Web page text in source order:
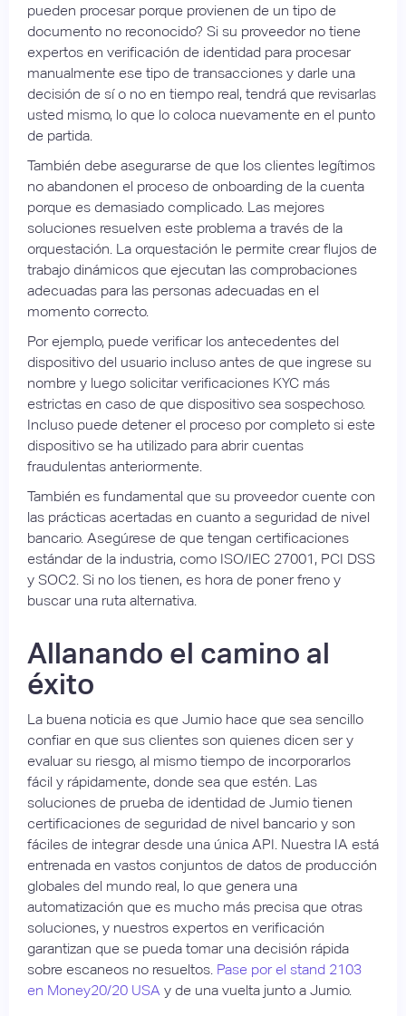
pueden procesar porque provienen de un tipo de
documento no reconocido? Si su proveedor no tiene
expertos en verificación de identidad para procesar
manualmente ese tipo de transacciones y darle una
decisión de sí o no en tiempo real, tendrá que revisarlas
usted mismo, lo que lo coloca nuevamente en el punto
de partida.
También debe asegurarse de que los clientes legítimos
no abandonen el proceso de onboarding de la cuenta
porque es demasiado complicado. Las mejores
soluciones resuelven este problema a través de la
orquestación. La orquestación le permite crear flujos de
trabajo dinámicos que ejecutan las comprobaciones
adecuadas para las personas adecuadas en el
momento correcto.
Por ejemplo, puede verificar los antecedentes del
dispositivo del usuario incluso antes de que ingrese su
nombre y luego solicitar verificaciones KYC más
estrictas en caso de que dispositivo sea sospechoso.
Incluso puede detener el proceso por completo si este
dispositivo se ha utilizado para abrir cuentas
fraudulentas anteriormente.
También es fundamental que su proveedor cuente con
las prácticas acertadas en cuanto a seguridad de nivel
bancario. Asegúrese de que tengan certificaciones
estándar de la industria, como ISO/IEC 27001, PCI DSS
y SOC2. Si no los tienen, es hora de poner freno y
buscar una ruta alternativa.
Allanando el camino al
éxito
La buena noticia es que Jumio hace que sea sencillo
confiar en que sus clientes son quienes dicen ser y
evaluar su riesgo, al mismo tiempo de incorporarlos
fácil y rápidamente, donde sea que estén. Las
soluciones de prueba de identidad de Jumio tienen
certificaciones de seguridad de nivel bancario y son
fáciles de integrar desde una única API. Nuestra IA está
entrenada en vastos conjuntos de datos de producción
globales del mundo real, lo que genera una
automatización que es mucho más precisa que otras
soluciones, y nuestros expertos en verificación
garantizan que se pueda tomar una decisión rápida
sobre escaneos no resueltos. Pase por el stand 2103
en Money20/20 USA y de una vuelta junto a Jumio.